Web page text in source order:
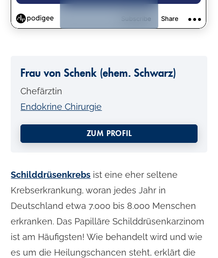
Frau von Schenk (ehem. Schwarz)
Chefärztin
Endokrine Chirurgie
ZUM PROFIL
Schilddrüsenkrebs ist eine eher seltene
Krebserkrankung, woran jedes Jahr in
Deutschland etwa 7.000 bis 8.000 Menschen
erkranken. Das Papilläre Schilddrüsenkarzinom
ist am Häufigsten! Wie behandelt wird und wie
es um die Heilungschancen steht, erklärt die